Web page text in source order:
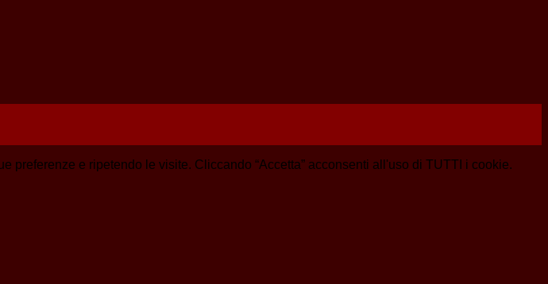
e ripetendo le visite. Cliccando “Accetta” acconsenti all'uso di TUTTI i cookie.